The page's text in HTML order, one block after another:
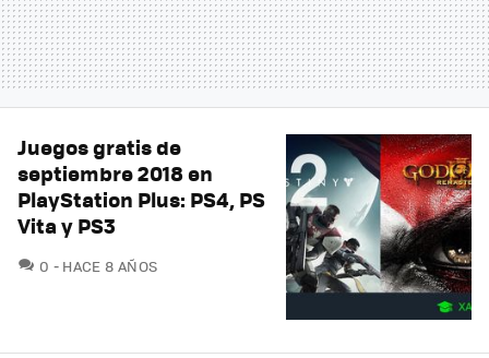
Juegos gratis de
septiembre 2018 en
PlayStation Plus: PS4, PS
Vita y PS3
0 COMENTARIOS
HACE 8 AÑOS